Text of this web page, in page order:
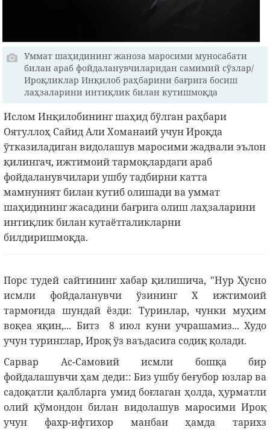
Уммат шаҳидининг жаноза маросими муносабати
билан араб фойдаланувчиларидан самимий сўзлар/
Ироқликлар Инқилоб раҳбарини бағрига босиш
лаҳзаларини интиқлик билан кутишмоқда
Ислом Инқилобининг шаҳид бўлган раҳбари
Оятуллоҳ Сайид Али Хоманаий учун Ироқда
ўтказиладиган видолашув маросими жадвали эълон
қилингач, ижтимоий тармоқлардаги араб
фойдаланувчилари ушбу тадбирни катта
мамнуният билан кутиб олишади ва уммат
шаҳидининг жасадини бағрига олиш лаҳзаларини
интиқлик билан кутаётгаликларни
билдиришмоқда.
Порс тудей сайтининг хабар қилишича, "Нур Ҳусно
исмли фойдаланувчи ўзининг Х ижтимоий
тармоғида шундай ёзди: Туринлар, чунки муҳим
воқеа яқин,... Битз 8 июл куни учрашамиз... Худо
учун туринглар, Ироқ ўз ваъдасига содиқ қолади.
Сарвар Ас-Самовий исмли бошқа бир
фойдалашувчи ҳам деди:: Биз ушбу беғубор юзлар ва
садоқатли қалбларга умид боғлаган ҳолда, ҳурматли
олий қўмондон билан видолашув маросими Ироқ
учун фахр-ифтихор манбаи ҳамда тарихз